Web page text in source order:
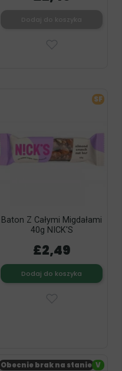
Baton Z Całymi Migdałami
40g NICK'S
£2,49
Dodaj do koszyka
SF
Obecnie brak na stanie V